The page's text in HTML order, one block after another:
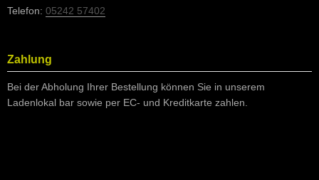
Telefon: 05242 57402
Zahlung
Bei der Abholung Ihrer Bestellung können Sie in unserem
Ladenlokal bar sowie per EC- und Kreditkarte zahlen.